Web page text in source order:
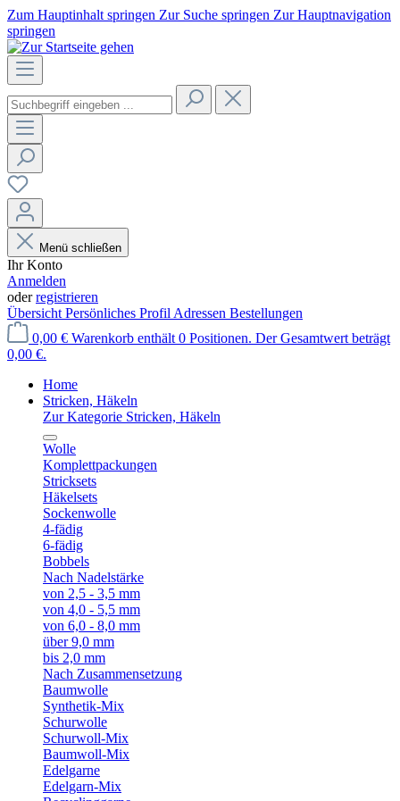
Zum Hauptinhalt springen Zur Suche springen Zur Hauptnavigation
springen
Menü schließen
Ihr Konto
Anmelden
oderregistrieren
Übersicht Persönliches Profil Adressen Bestellungen
0,00 € Warenkorb enthält 0 Positionen. Der Gesamtwert beträgt
0,00 €.
Home
Stricken, Häkeln
Zur Kategorie Stricken, Häkeln
Wolle
Komplettpackungen
Stricksets
Häkelsets
Sockenwolle
4-fädig
6-fädig
Bobbels
Nach Nadelstärke
von 2,5 - 3,5 mm
von 4,0 - 5,5 mm
von 6,0 - 8,0 mm
über 9,0 mm
bis 2,0 mm
Nach Zusammensetzung
Baumwolle
Synthetik-Mix
Schurwolle
Schurwoll-Mix
Baumwoll-Mix
Edelgarne
Edelgarn-Mix